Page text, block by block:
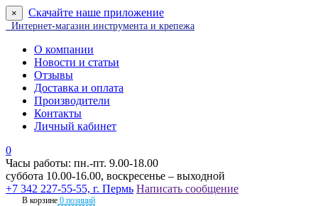
× Скачайте наше приложение
Интернет-магазин инструмента и крепежа
О компании
Новости и статьи
Отзывы
Доставка и оплата
Производители
Контакты
Личный кабинет
0
Часы работы: пн.-пт. 9.00-18.00
суббота 10.00-16.00, воскресенье – выходной
+7 342 227-55-55, г. Пермь Написать сообщение
В корзине 0 позиций